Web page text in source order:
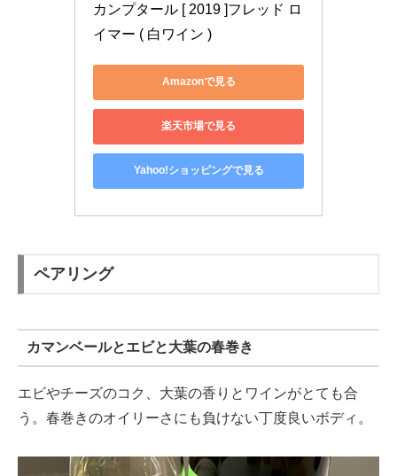
カンプタール [ 2019 ]フレッド ロ
イマー ( 白ワイン )
Amazonで見る
楽天市場で見る
Yahoo!ショッピングで見る
ペアリング
カマンベールとエビと大葉の春巻き
エビやチーズのコク、大葉の香りとワインがとても合
う。春巻きのオイリーさにも負けない丁度良いボディ。